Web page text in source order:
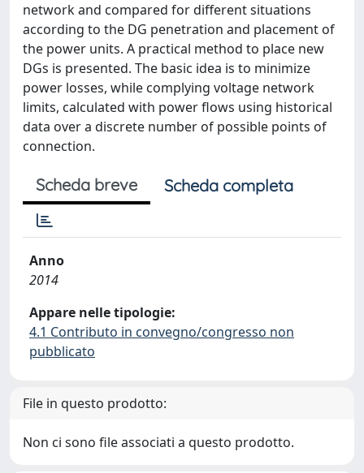
network and compared for different situations
according to the DG penetration and placement of
the power units. A practical method to place new
DGs is presented. The basic idea is to minimize
power losses, while complying voltage network
limits, calculated with power flows using historical
data over a discrete number of possible points of
connection.
Scheda breve Scheda completa
Anno
2014
Appare nelle tipologie:
4.1 Contributo in convegno/congresso non
pubblicato
File in questo prodotto:
Non ci sono file associati a questo prodotto.